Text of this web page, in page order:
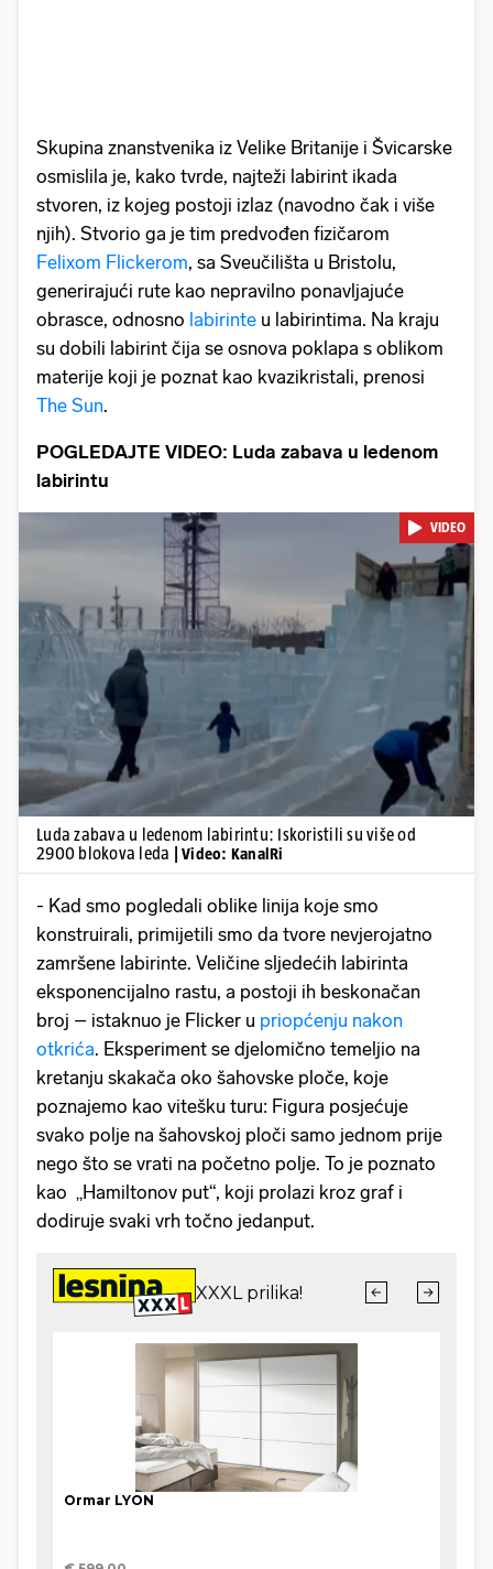
Skupina znanstvenika iz Velike Britanije i Švicarske
osmislila je, kako tvrde, najteži labirint ikada
stvoren, iz kojeg postoji izlaz (navodno čak i više
njih). Stvorio ga je tim predvođen fizičarom
Felixom Flickerom, sa Sveučilišta u Bristolu,
generirajući rute kao nepravilno ponavljajuće
obrasce, odnosno labirinte u labirintima. Na kraju
su dobili labirint čija se osnova poklapa s oblikom
materije koji je poznat kao kvazikristali, prenosi
The Sun.
POGLEDAJTE VIDEO: Luda zabava u ledenom
labirintu
Pokretanje videa...
VIDEO
Luda zabava u ledenom labirintu: Iskoristili su više od
2900 blokova leda
| Video: KanalRi
- Kad smo pogledali oblike linija koje smo
konstruirali, primijetili smo da tvore nevjerojatno
zamršene labirinte. Veličine sljedećih labirinta
eksponencijalno rastu, a postoji ih beskonačan
broj – istaknuo je Flicker u priopćenju nakon
otkrića. Eksperiment se djelomično temeljio na
kretanju skakača oko šahovske ploče, koje
poznajemo kao vitešku turu: Figura posjećuje
svako polje na šahovskoj ploči samo jednom prije
nego što se vrati na početno polje. To je poznato
kao „Hamiltonov put“, koji prolazi kroz graf i
dodiruje svaki vrh točno jedanput.